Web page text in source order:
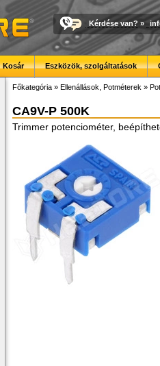
Kérdése van? »
Kosár Eszközök, szolgáltatások
Főkategória » Ellenállások, Potméterek »
CA9V-P 500K
Trimmer potenciométer,